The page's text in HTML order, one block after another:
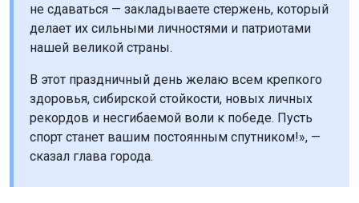
не сдаваться — закладываете стержень, который
делает их сильными личностями и патриотами
нашей великой страны.
В этот праздничный день желаю всем крепкого
здоровья, сибирской стойкости, новых личных
рекордов и несгибаемой воли к победе. Пусть
спорт станет вашим постоянным спутником!», —
сказал глава города.